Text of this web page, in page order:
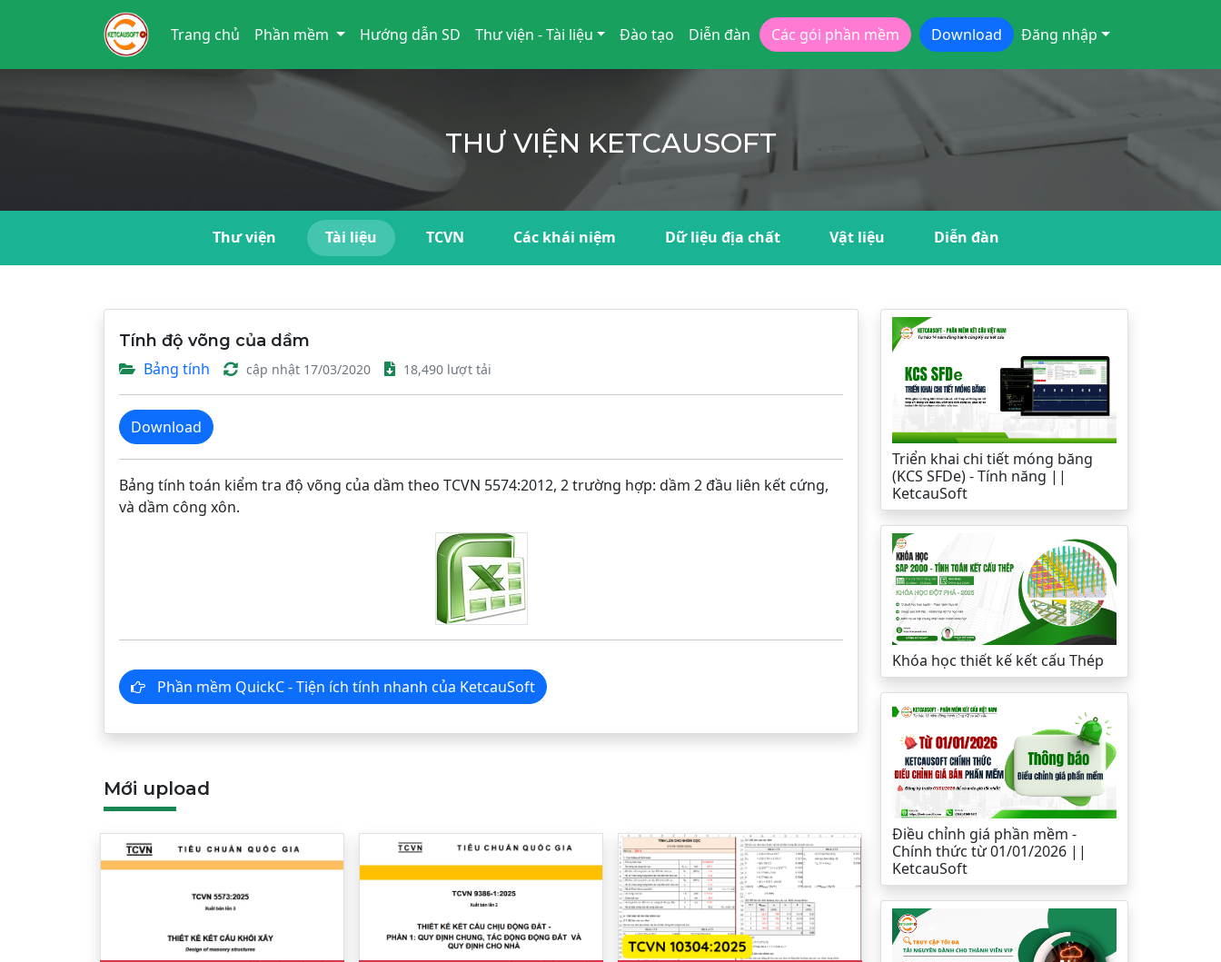
Trang chủ Phần mềm Hướng dẫn SD Thư viện - Tài liệu Đào tạo Diễn đàn Các gói phần mềm Download Đăng nhập
THƯ VIỆN KETCAUSOFT
Thư viện Tài liệu TCVN Các khái niệm Dữ liệu địa chất Vật liệu Diễn đàn
Tính độ võng của dầm
Bảng tính
cập nhật 17/03/2020 18,490 lượt tải
Download
Bảng tính toán kiểm tra độ võng của dầm theo TCVN 5574:2012, 2 trường hợp: dầm 2 đầu liên kết cứng,
và dầm công xôn.
Phần mềm QuickC - Tiện ích tính nhanh của KetcauSoft
Mới upload
Triển khai chi tiết móng băng
(KCS SFDe) - Tính năng ||
KetcauSoft
Khóa học thiết kế kết cấu Thép
Điều chỉnh giá phần mềm -
Chính thức từ 01/01/2026 ||
KetcauSoft